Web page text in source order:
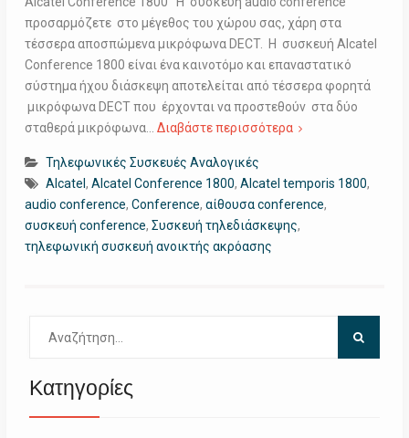
προσαρμόζετε στο μέγεθος του χώρου σας, χάρη στα
τέσσερα αποσπώμενα μικρόφωνα DECT. Η συσκευή Alcatel
Conference 1800 είναι ένα καινοτόμο και επαναστατικό
σύστημα ήχου διάσκεψη αποτελείται από τέσσερα φορητά
μικρόφωνα DECT που έρχονται να προστεθούν στα δύο
σταθερά μικρόφωνα… Διαβάστε περισσότερα
Τηλεφωνικές Συσκευές Αναλογικές
Alcatel , Alcatel Conference 1800, Alcatel temporis 1800,
audio conference, Conference, αίθουσα conference,
συσκευή conference, Συσκευή τηλεδιάσκεψης,
τηλεφωνική συσκευή ανοικτής ακρόασης
για:
Κατηγορίες